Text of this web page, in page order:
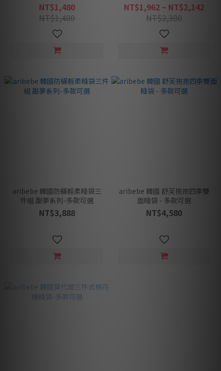
NT$1,480
NT$1,480
NT$1,962 ~ NT$2,142
NT$2,380
aribebe 韓國防蟎輕柔睡袋三
件組 甜夢系列-多款可選
NT$3,888
aribebe 韓國 舒芙抱抱四季雙
面睡袋 - 多款可選
NT$4,580